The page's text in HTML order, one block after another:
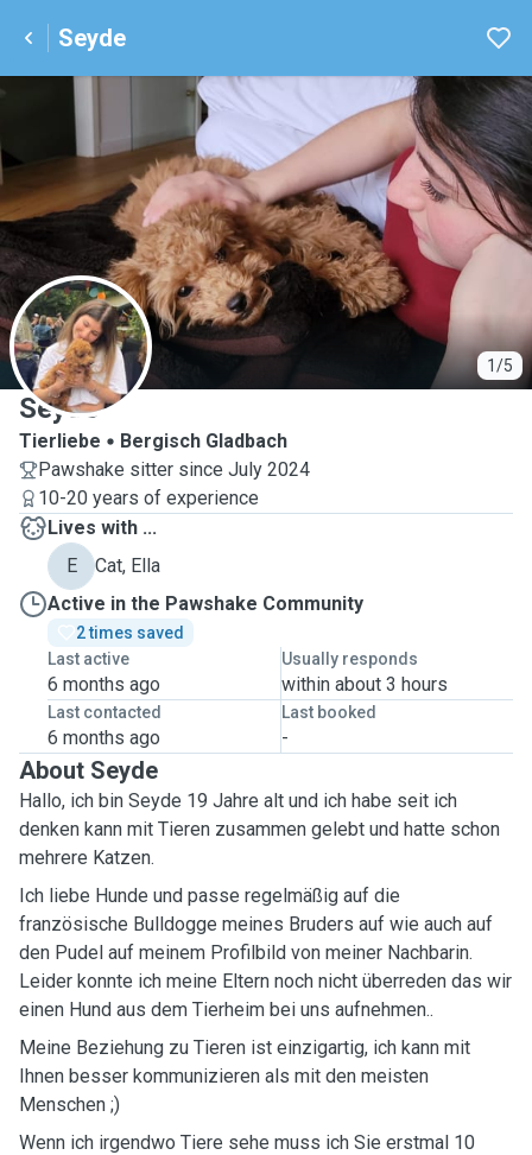
Seyde
1/5
S
Seyde
Tierliebe
Bergisch Gladbach
Pawshake sitter since July 2024
10-20 years of experience
Lives with ...
E
Cat, Ella
Active in the Pawshake Community
2 times saved
Last active
6 months ago
Usually responds
within about 3 hours
Last contacted
6 months ago
Last booked
-
About Seyde
Hallo, ich bin Seyde 19 Jahre alt und ich habe seit ich
denken kann mit Tieren zusammen gelebt und hatte schon
mehrere Katzen.
Ich liebe Hunde und passe regelmäßig auf die
französische Bulldogge meines Bruders auf wie auch auf
den Pudel auf meinem Profilbild von meiner Nachbarin.
Leider konnte ich meine Eltern noch nicht überreden das wir
einen Hund aus dem Tierheim bei uns aufnehmen..
Meine Beziehung zu Tieren ist einzigartig, ich kann mit
Ihnen besser kommunizieren als mit den meisten
Menschen ;)
Wenn ich irgendwo Tiere sehe muss ich Sie erstmal 10